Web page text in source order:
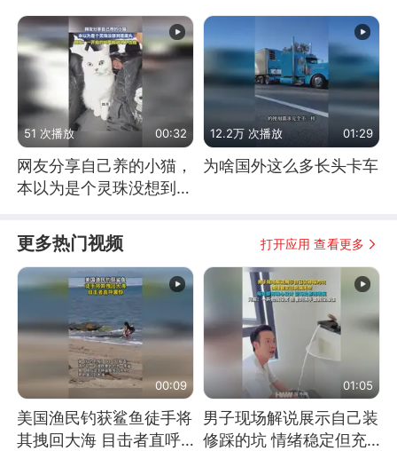
51 次播放 00:32
网友分享自己养的小猫，
本以为是个灵珠没想到是
12.2万 次播放 01:29
为啥国外这么多长头卡车
更多热门视频 打开应用 查看更多
00:09
美国渔民钓获鲨鱼徒手将
其拽回大海 目击者直呼
01:05
男子现场解说展示自己装
修踩的坑 情绪稳定但充